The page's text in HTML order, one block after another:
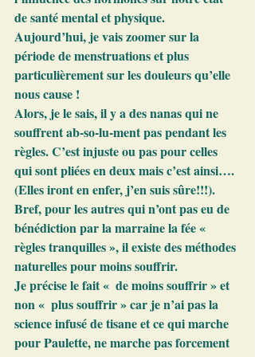
de santé mental et physique.
Aujourd’hui, je vais zoomer sur la
période de menstruations et plus
particulièrement sur les douleurs qu’elle
nous cause !
Alors, je le sais, il y a des nanas qui ne
souffrent ab-so-lu-ment pas pendant les
règles. C’est injuste ou pas pour celles
qui sont pliées en deux mais c’est ainsi….
(Elles iront en enfer, j’en suis sûre!!!).
Bref, pour les autres qui n’ont pas eu de
bénédiction par la marraine la fée «
règles tranquilles », il existe des méthodes
naturelles pour moins souffrir.
Je précise le fait «  de moins souffrir » et
non «  plus souffrir » car je n’ai pas la
science infusé de tisane et ce qui marche
pour Paulette, ne marche pas forcement